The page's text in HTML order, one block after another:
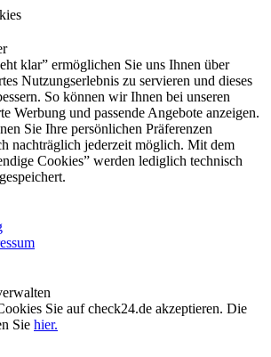
klar” ermöglichen Sie uns Ihnen über
Nutzungserlebnis zu servieren und dieses
So können wir Ihnen bei unseren
Werbung und passende Angebote anzeigen.
Sie Ihre persönlichen Präferenzen
nachträglich jederzeit möglich. Mit dem
Cookies” werden lediglich technisch
Sie auf check24.de akzeptieren. Die
Sie hier.